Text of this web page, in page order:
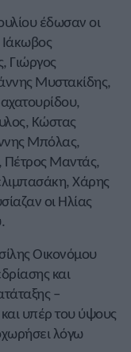
έδωσαν οι
Γιώργος
Μυστακίδης,
Κώστας
Μπόλας,
Πέτρος Μαντάς,
Χάρης
οι Ηλίας
Οικονόμου
και
–
υπέρ του ύψους
λόγω